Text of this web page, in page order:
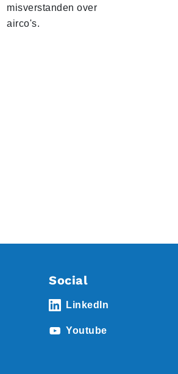
misverstanden over
airco's.
Social
LinkedIn
Youtube